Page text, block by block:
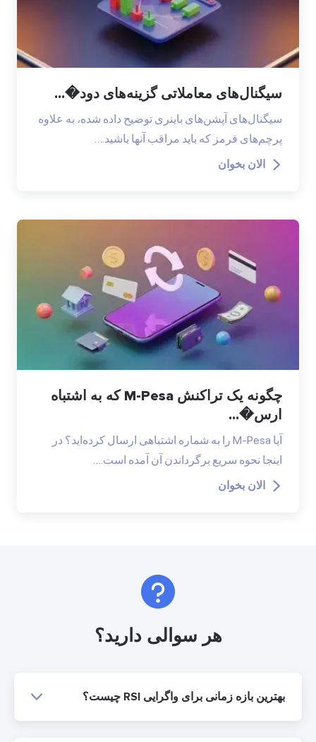
سیگنال‌های معاملاتی گزینه‌های دود�...
سیگنال‌های آپشن‌های باینری توضیح داده شده، به علاوه
پرچم‌های قرمز که باید مراقب آنها باشید.…
الان بخوان
چگونه یک تراکنش M-Pesa که به اشتباه
ارس�...
آیا M-Pesa را به شماره اشتباهی ارسال کرده‌اید؟ در
اینجا نحوه سریع برگرداندن آن آمده است.…
الان بخوان
هر سوالی دارید؟
بهترین بازه زمانی برای واگرایی RSI چیست؟